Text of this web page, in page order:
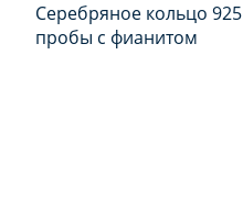
Серебряное кольцо 925
пробы с фианитом